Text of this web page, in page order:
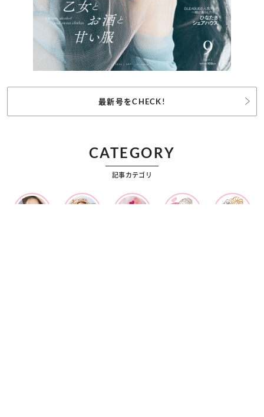
最新号をCHECK!
CATEGORY
記事カテゴリ